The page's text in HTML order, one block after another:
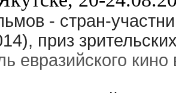
- стран-
приз
евразийского